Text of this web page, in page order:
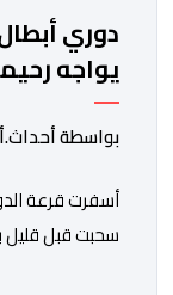
دوري
يواجه
بواسطة
أسفرت قرعة
سحبت قبل قليل